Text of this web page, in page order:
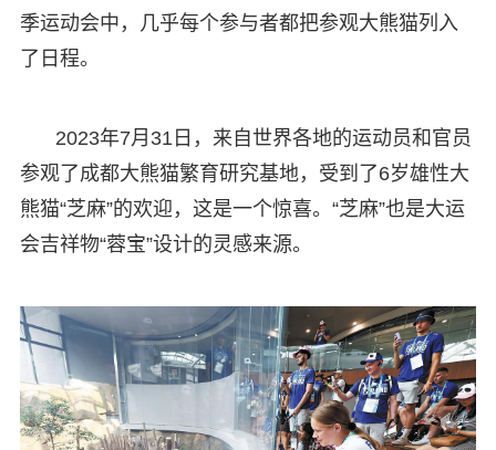
季运动会中，几乎每个参与者都把参观大熊猫列入
了日程。
2023年7月31日，来自世界各地的运动员和官员
参观了成都大熊猫繁育研究基地，受到了6岁雄性大
熊猫“芝麻”的欢迎，这是一个惊喜。“芝麻”也是大运
会吉祥物“蓉宝”设计的灵感来源。